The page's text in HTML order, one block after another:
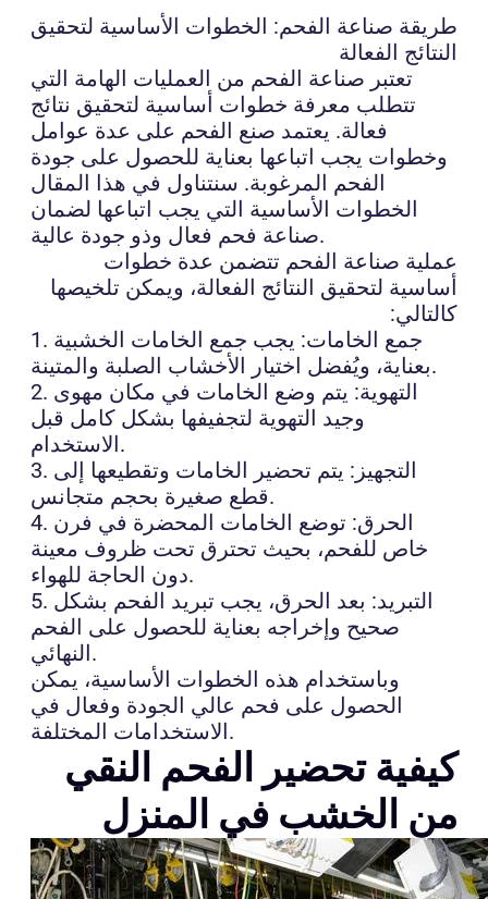
طريقة صناعة الفحم: الخطوات الأساسية لتحقيق
النتائج الفعالة
تعتبر صناعة الفحم من العمليات الهامة التي
تتطلب معرفة خطوات أساسية لتحقيق نتائج
فعالة. يعتمد صنع الفحم على عدة عوامل
وخطوات يجب اتباعها بعناية للحصول على جودة
الفحم المرغوبة. سنتناول في هذا المقال
الخطوات الأساسية التي يجب اتباعها لضمان
صناعة فحم فعال وذو جودة عالية.
عملية صناعة الفحم تتضمن عدة خطوات
أساسية لتحقيق النتائج الفعالة، ويمكن تلخيصها
كالتالي:
1. جمع الخامات: يجب جمع الخامات الخشبية
بعناية، ويُفضل اختيار الأخشاب الصلبة والمتينة.
2. التهوية: يتم وضع الخامات في مكان مهوى
وجيد التهوية لتجفيفها بشكل كامل قبل
الاستخدام.
3. التجهيز: يتم تحضير الخامات وتقطيعها إلى
قطع صغيرة بحجم متجانس.
4. الحرق: توضع الخامات المحضرة في فرن
خاص للفحم، بحيث تحترق تحت ظروف معينة
دون الحاجة للهواء.
5. التبريد: بعد الحرق، يجب تبريد الفحم بشكل
صحيح وإخراجه بعناية للحصول على الفحم
النهائي.
وباستخدام هذه الخطوات الأساسية، يمكن
الحصول على فحم عالي الجودة وفعال في
الاستخدامات المختلفة.
كيفية تحضير الفحم النقي
من الخشب في المنزل